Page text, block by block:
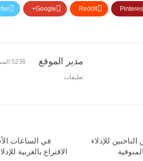
Google+ ReddIt
مدير الموقع 5236 المشاركات
تعليقات
في الساعات
الاقتراع بالغربية
للإدلاء